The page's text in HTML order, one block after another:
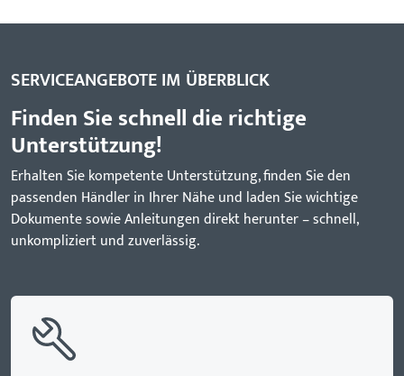
SERVICEANGEBOTE IM ÜBERBLICK
Finden Sie schnell die richtige
Unterstützung!
Erhalten Sie kompetente Unterstützung, finden Sie den
passenden Händler in Ihrer Nähe und laden Sie wichtige
Dokumente sowie Anleitungen direkt herunter – schnell,
unkompliziert und zuverlässig.